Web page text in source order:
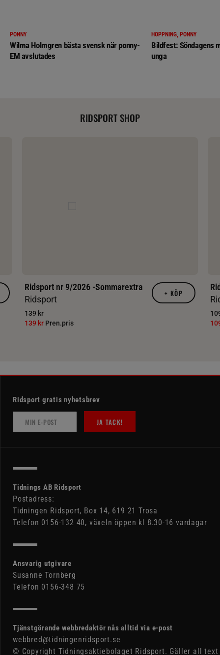
PONNY
Wilma Holmgren bästa svensk när ponny-
EM avslutades
HOPPNING, PONNY
Bildfest: Söndagens
unga
RIDSPORT SHOP
Ridsport nr 9/2026 -Sommarextra
Ridsport
139 kr
139 kr Pren.pris
+ KÖP
Ridsport gratis nyhetsbrev
JA TACK!
Tidnings AB Ridsport
Postadress:
Tidningen Ridsport, Box 14, 619 21 Trosa
Telefon 0156-132 40, växeln öppen kl 8.30-16 vardagar
Ansvarig utgivare
Susanne Tornberg
Telefon 0156-348 75
Tjänstgörande webbredaktör nås alltid via e-post
webbred@tidningenridsport.se
© Copyright Tidningsaktiebolaget Ridsport. Gäller all text